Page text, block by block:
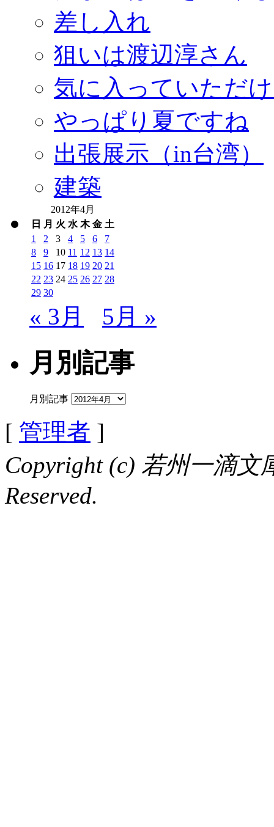
差し入れ
狙いは渡辺淳さん
気に入っていただ
やっぱり夏ですね
出張展示（in台湾）
建築
2012年4月
日
月 火 水 木 金 土
1
2 3 4 5 6
7
8
9 10 11 12 13 14
15 16 17 18 19 20 21
22 23 24 25 26 27 28
29 30
« 3月 5月 »
月別記事
月別記事
[ 管理者 ]
Copyright (c) 若州一滴
Reserved.